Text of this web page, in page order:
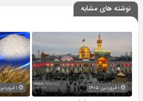
نوشته های مشابه